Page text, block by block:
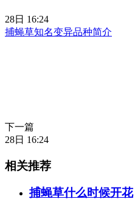
28日 16:24
捕蝇草知名变异品种简介
下一篇
28日 16:24
相关推荐
捕蝇草什么时候开花